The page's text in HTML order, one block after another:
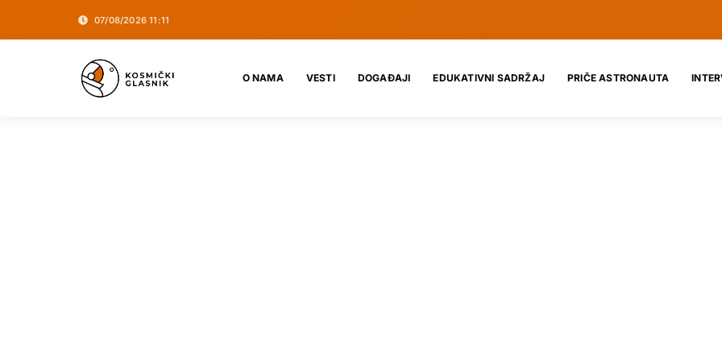
07/08/2026 11:11
O NAMA VESTI DOGAĐAJI EDUKATIVNI SADRŽAJ PRIČE ASTRONAUTA